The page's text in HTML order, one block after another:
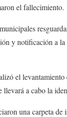
el fallecimiento.
y notificación a
el
llevará a cabo la
una carpeta de